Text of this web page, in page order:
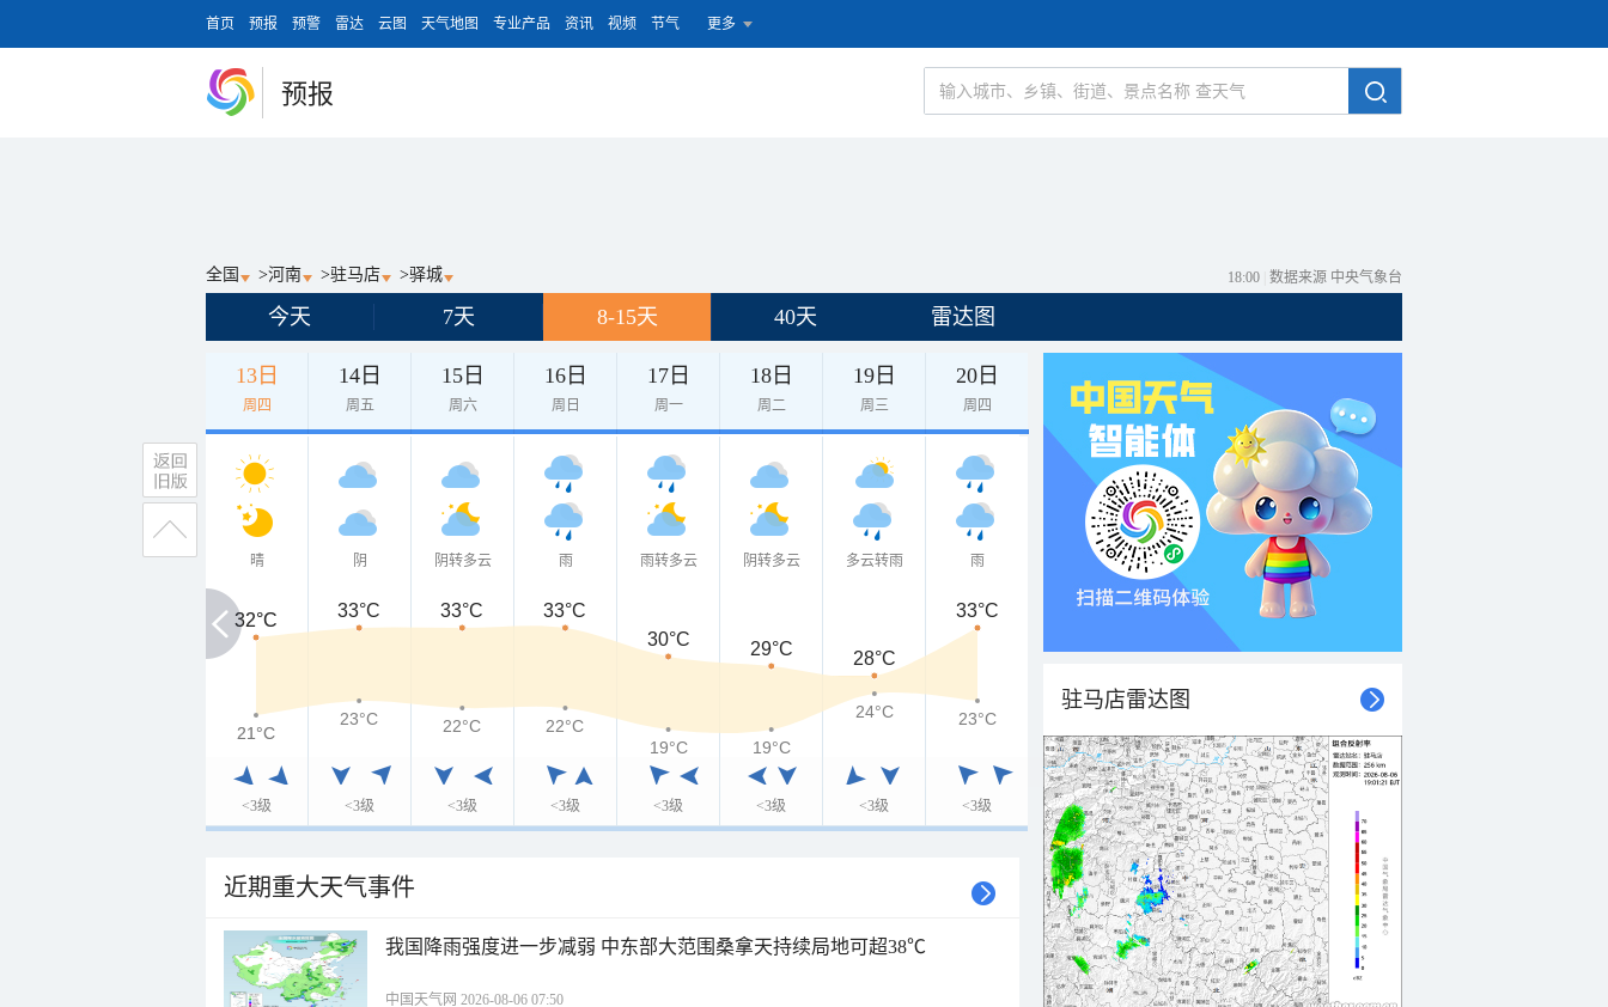
首页 预报 预警 雷达 云图 天气地图 专业产品 资讯 视频 节气 更多
预报
全国 >河南 >驻马店 >驿城 18:00 数据来源 中央气象台
今天 7天 8-15天 40天 雷达图
13日
周四
14日
周五
15日
周六
16日
周日
17日
周一
18日
周二
19日
周三
20日
周四
晴
<3级
阴
<3级
阴转多云
<3级
雨
<3级
雨转多云
<3级
阴转多云
<3级
多云转雨
<3级
雨
<3级
32°C
32°C 33°C 33°C
33°C
30°C
29°C 28°C
33°C
21°C
21°C
23°C 22°C
22°C
19°C
19°C
24°C 23°C
近期重大天气事件
我国降雨强度进一步减弱 中东部大范围桑拿天持续局地可超38℃
中国天气网 2026-08-06 07:50
驻马店雷达图